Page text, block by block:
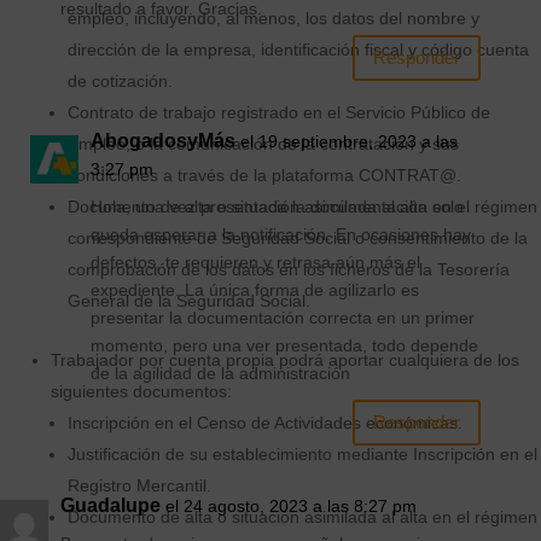
empleo, incluyendo, al menos, los datos del nombre y
dirección de la empresa, identificación fiscal y código cuenta
de cotización.
Contrato de trabajo registrado en el Servicio Público de
Empleo, o la comunicación de la contratación y sus
condiciones a través de la plataforma CONTRAT@.
Documento de alta o situación asimilada al alta en el régimen
correspondiente de Seguridad Social o consentimiento de la
comprobación de los datos en los ficheros de la Tesorería
General de la Seguridad Social.
Trabajador por cuenta propia podrá aportar cualquiera de los
siguientes documentos:
Inscripción en el Censo de Actividades económicas.
Justificación de su establecimiento mediante Inscripción en el
Registro Mercantil.
Documento de alta o situación asimilada al alta en el régimen
resultado a favor. Gracias.
Responder
AbogadosyMás el 19 septiembre, 2023 a las
3:27 pm
Hola, una vez presentada la documentación solo
queda esperar a la notificación. En ocasiones hay
defectos, te requieren y retrasa aún más el
expediente. La única forma de agilizarlo es
presentar la documentación correcta en un primer
momento, pero una ver presentada, todo depende
de la agilidad de la administración
Responder
Guadalupe el 24 agosto, 2023 a las 8:27 pm